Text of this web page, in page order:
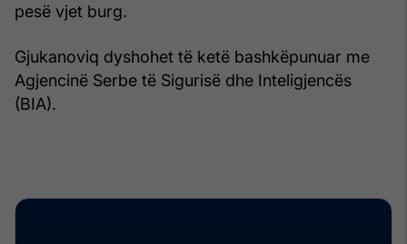
pesë vjet burg.
Gjukanoviq dyshohet të ketë bashkëpunuar me
Agjencinë Serbe të Sigurisë dhe Inteligjencës
(BIA).